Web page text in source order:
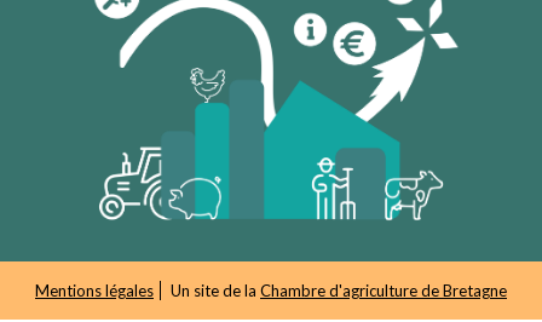
Mentions légales Un site de la Chambre d'agriculture de Bretagne